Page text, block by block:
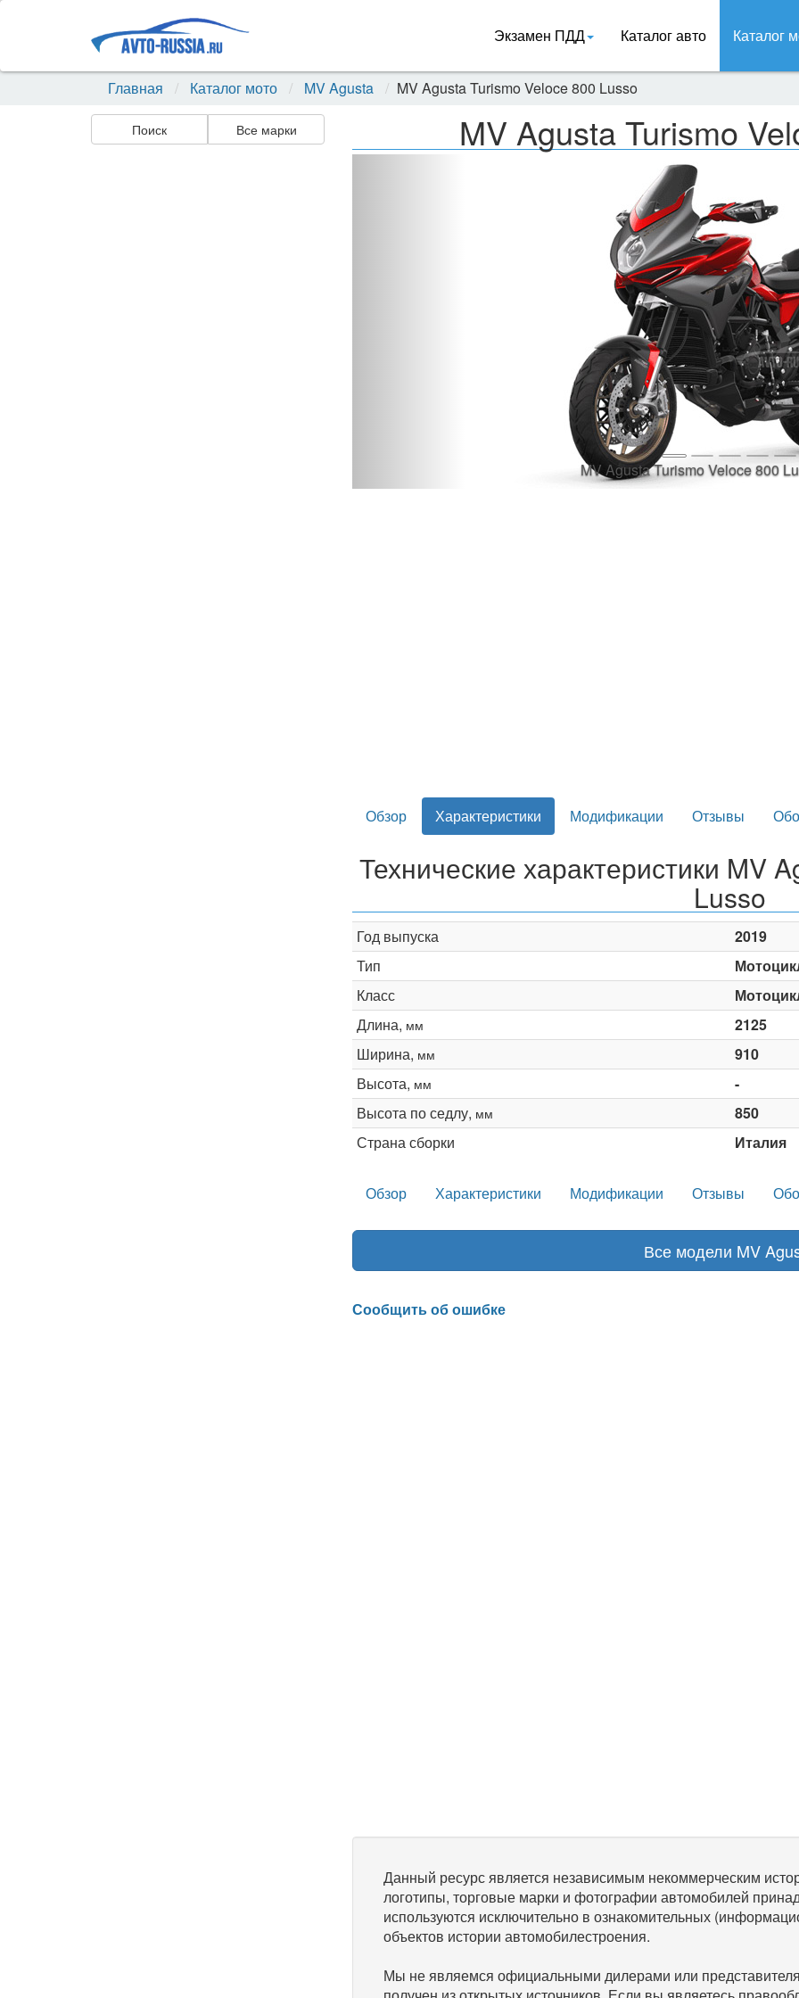
Экзамен ПДД Каталог авто Каталог
Главная Каталог мото MV Agusta MV Agusta Turismo Veloce 800 Lusso
Поиск Все марки MV Agusta Turismo
MV Agusta Turismo Veloce 800
Обзор Характеристики Модификации Отзывы
Технические характеристики MV
Lusso
Год выпуска
2019
Тип
Класс
Длина, мм
2125
Ширина, мм
910
Высота, мм
-
Высота по седлу, мм
850
Страна сборки
Италия
Обзор Характеристики Модификации Отзывы
Все модели MV
Сообщить об ошибке
Данный ресурс является независимым некоммерческим
логотипы, торговые марки и фотографии автомобилей
используются исключительно в ознакомительных
объектов истории автомобилестроения.
Мы не являемся официальными дилерами или